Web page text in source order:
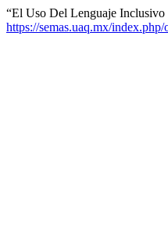
“El Uso Del Lenguaje
https://semas.uaq.mx/